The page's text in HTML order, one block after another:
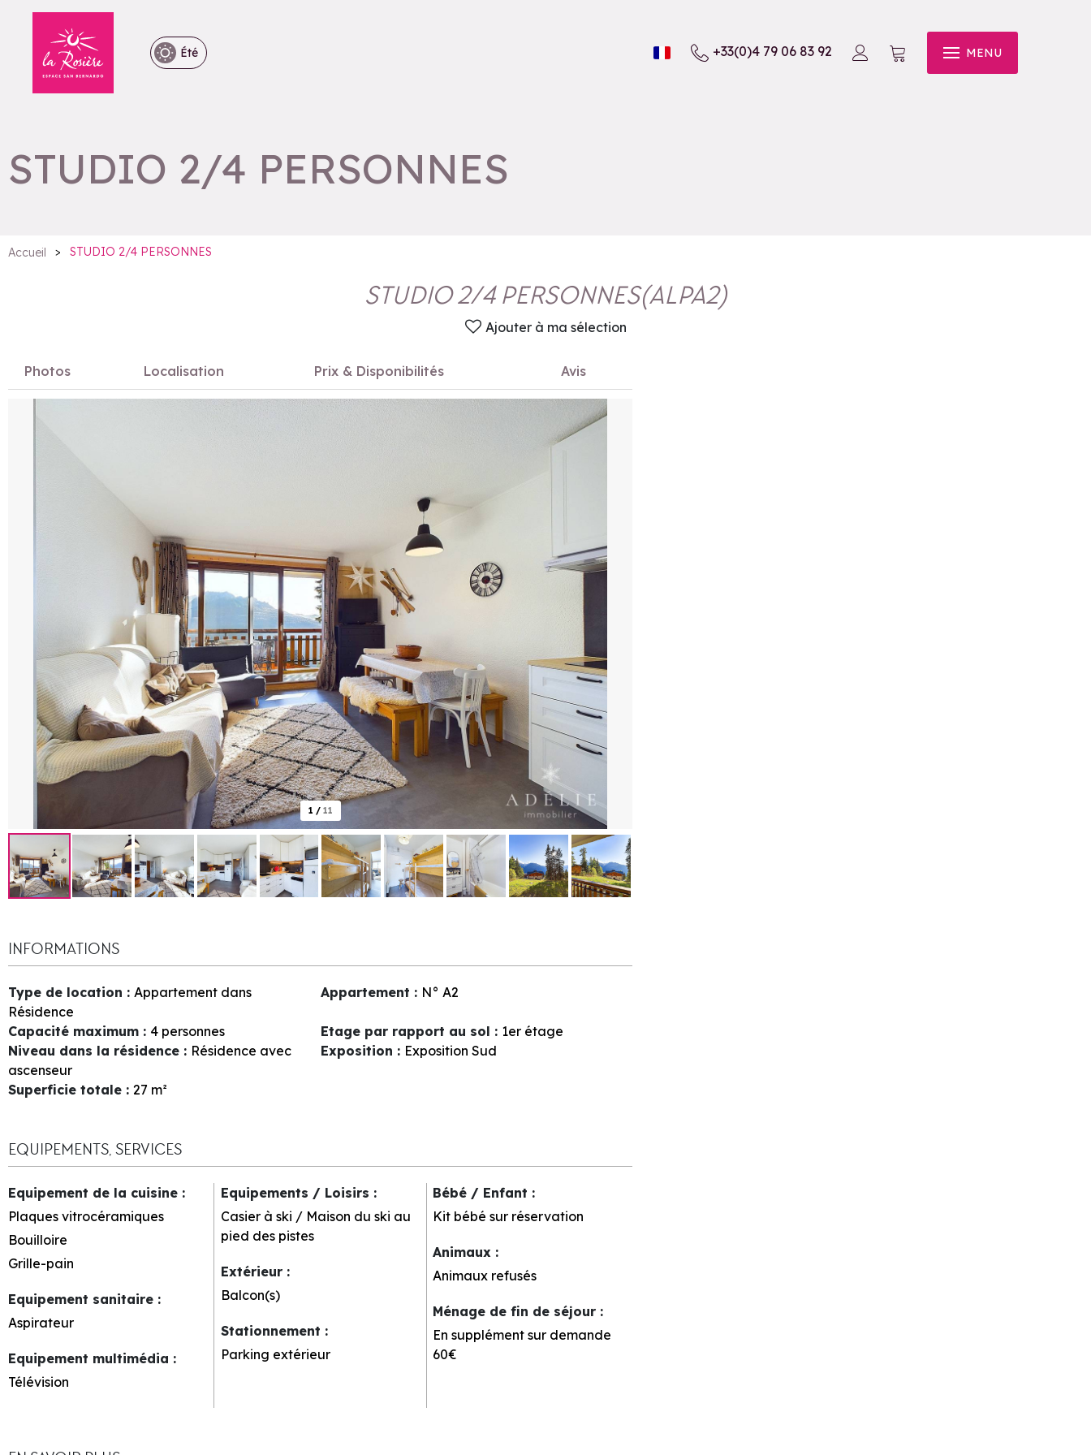
Été +33(0)4 79 06 83 92 MENU
STUDIO 2/4 PERSONNES
Accueil > STUDIO 2/4 PERSONNES
STUDIO 2/4 PERSONNES(ALPA2)
Ajouter à ma sélection
Photos Localisation Prix & Disponibilités Avis
1 / 11
INFORMATIONS
Type de location : Appartement dans
Résidence
Appartement : N° A2
Capacité maximum : 4 personnes Etage par rapport au sol : 1er étage
Niveau dans la résidence : Résidence avec
ascenseur
Exposition : Exposition Sud
Superficie totale : 27 m²
EQUIPEMENTS, SERVICES
Equipement de la cuisine :
Plaques vitrocéramiques
Bouilloire
Grille-pain
Equipement sanitaire :
Aspirateur
Equipement multimédia :
Télévision
Equipements / Loisirs :
Casier à ski / Maison du ski au
pied des pistes
Extérieur :
Balcon(s)
Stationnement :
Parking extérieur
Bébé / Enfant :
Kit bébé sur réservation
Animaux :
Animaux refusés
Ménage de fin de séjour :
En supplément sur demande
60€